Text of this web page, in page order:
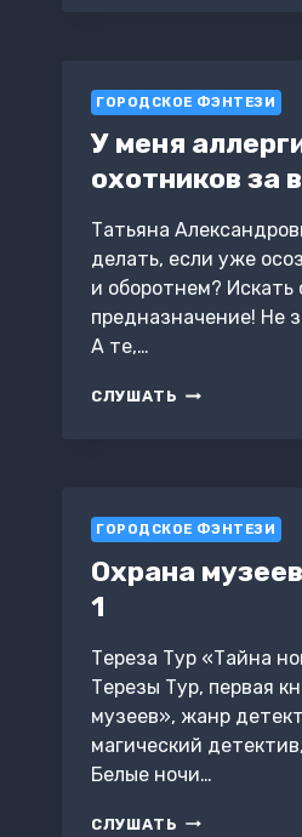
ГОРОДСКОЕ ФЭНТЕЗИ
У меня
охотников за
Татьяна
делать, если уже
и оборотнем? Искать
предназначение! Не
А те,…
СЛУШАТЬ У
ВЕДЬМАМИ
ГОРОДСКОЕ ФЭНТЕЗИ
Охрана
1
Тереза Тур «Тайна
Терезы Тур, первая
музеев», жанр
магический
Белые ночи…
СЛУШАТЬ ОХРАНА